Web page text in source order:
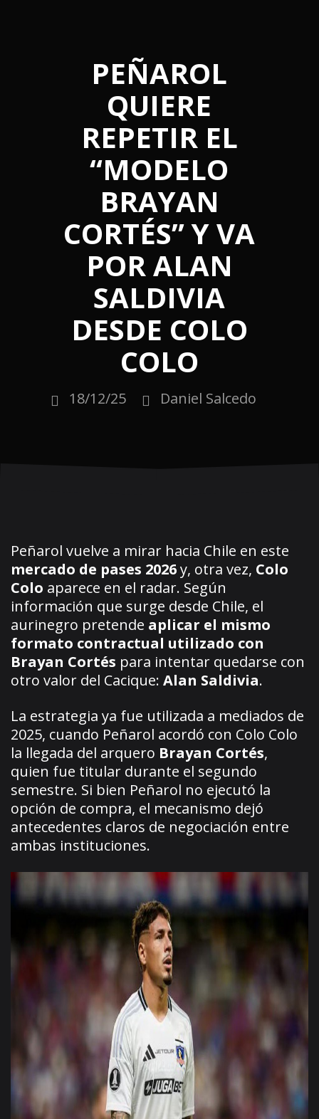
PEÑAROL
QUIERE
REPETIR EL
“MODELO
BRAYAN
CORTÉS” Y VA
POR ALAN
SALDIVIA
DESDE COLO
COLO
18/12/25 Daniel Salcedo
Peñarol vuelve a mirar hacia Chile en este
mercado de pases 2026y, otra vez, Colo
Colo aparece en el radar. Según
información que surge desde Chile, el
aurinegro pretende aplicar el mismo
formato contractual utilizado con
Brayan Cortés para intentar quedarse con
otro valor del Cacique: Alan Saldivia.
La estrategia ya fue utilizada a mediados de
2025, cuando Peñarol acordó con Colo Colo
la llegada del arquero Brayan Cortés,
quien fue titular durante el segundo
semestre. Si bien Peñarol no ejecutó la
opción de compra, el mecanismo dejó
antecedentes claros de negociación entre
ambas instituciones.